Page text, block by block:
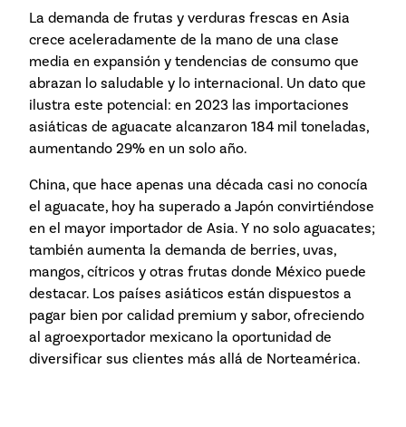
La demanda de frutas y verduras frescas en Asia
crece aceleradamente de la mano de una clase
media en expansión y tendencias de consumo que
abrazan lo saludable y lo internacional. Un dato que
ilustra este potencial: en 2023 las importaciones
asiáticas de aguacate alcanzaron 184 mil toneladas,
aumentando 29% en un solo año.
China, que hace apenas una década casi no conocía
el aguacate, hoy ha superado a Japón convirtiéndose
en el mayor importador de Asia. Y no solo aguacates;
también aumenta la demanda de berries, uvas,
mangos, cítricos y otras frutas donde México puede
destacar. Los países asiáticos están dispuestos a
pagar bien por calidad premium y sabor, ofreciendo
al agroexportador mexicano la oportunidad de
diversificar sus clientes más allá de Norteamérica.